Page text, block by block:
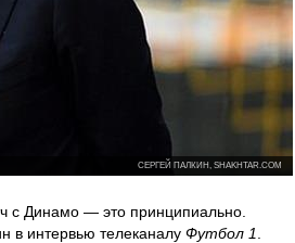
СЕРГЕЙ ПАЛКИН, SHAKHTAR.COM
с Динамо — это принципиально.
в интервью телеканалу Футбол 1